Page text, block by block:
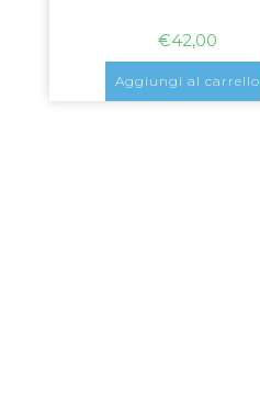
€42,00
Aggiungi al carrello